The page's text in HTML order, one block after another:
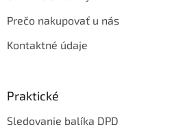
Prečo nakupovať u nás
Kontaktné údaje
Praktické
Sledovanie balíka DPD